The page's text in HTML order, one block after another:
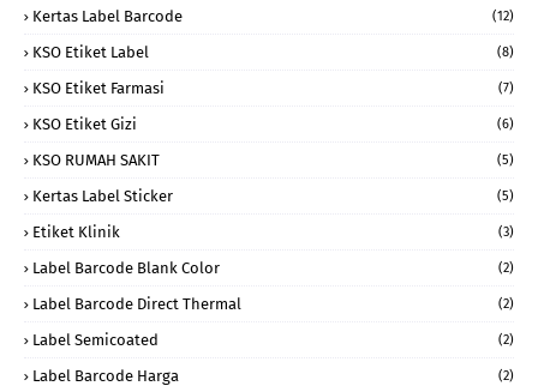
Kertas Label Barcode (12)
KSO Etiket Label (8)
KSO Etiket Farmasi (7)
KSO Etiket Gizi (6)
KSO RUMAH SAKIT (5)
Kertas Label Sticker (5)
Etiket Klinik (3)
Label Barcode Blank Color (2)
Label Barcode Direct Thermal (2)
Label Semicoated (2)
Label Barcode Harga (2)